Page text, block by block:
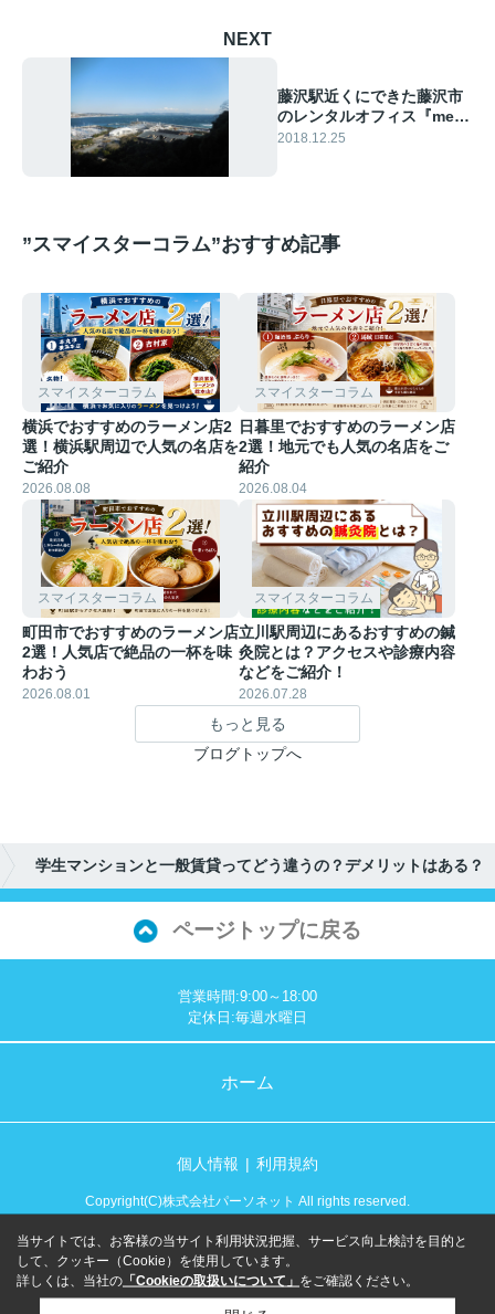
NEXT
藤沢駅近くにできた藤沢市
のレンタルオフィス『me-
labo』で仕事をしよう！
2018.12.25
”スマイスターコラム”おすすめ記事
スマイスターコラム
横浜でおすすめのラーメン店2
選！横浜駅周辺で人気の名店を
ご紹介
2026.08.08
スマイスターコラム
日暮里でおすすめのラーメン店
2選！地元でも人気の名店をご
紹介
2026.08.04
スマイスターコラム
町田市でおすすめのラーメン店
2選！人気店で絶品の一杯を味
わおう
2026.08.01
スマイスターコラム
立川駅周辺にあるおすすめの鍼
灸院とは？アクセスや診療内容
などをご紹介！
2026.07.28
もっと見る
ブログトップへ
学生マンションと一般賃貸ってどう違うの？デメリットはある？
ページトップに戻る
営業時間:9:00～18:00
定休日:毎週水曜日
ホーム
個人情報 利用規約
Copyright(C)株式会社パーソネット All rights reserved.
当サイトでは、お客様の当サイト利用状況把握、サービス向上検討を目的と
して、クッキー（Cookie）を使用しています。
詳しくは、当社の 「Cookieの取扱いについて」 をご確認ください。